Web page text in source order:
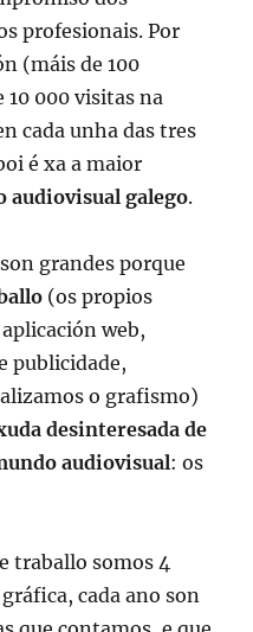
profesionais. Por
(máis de 100
10 000 visitas na
cada unha das tres
é xa a maior
audiovisual galego.
grandes porque
(os propios
web,
publicidade,
o grafismo)
desinteresada de
audiovisual: os
traballo somos 4
cada ano son